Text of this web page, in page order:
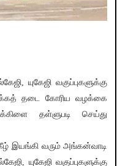
யுகேஜி வகுப்புகளுக்கு
தடை கோரிய வழக்கை
தள்ளுபடி செய்து
இயங்கி வரும் அங்கன்வாடி
யுகேஜி வகுப்புகளுக்கு